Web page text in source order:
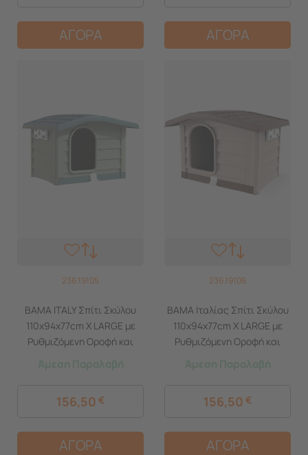
ΑΓΟΡΑ ΑΓΟΡΑ
236.19105
BAMA ITALY Σπίτι Σκύλου
110x94x77cm X LARGE με
Ρυθμιζόμενη Οροφή και
Αφαιρούμενο Πάτωμα 15kg
Άμεση Παραλαβή
156,50 €
ΑΓΟΡΑ
236.19106
BAMA Ιταλίας Σπίτι Σκύλου
110x94x77cm X LARGE με
Ρυθμιζόμενη Οροφή και
Αφαιρούμενο Πάτωμα 15kg
Άμεση Παραλαβή
156,50 €
ΑΓΟΡΑ